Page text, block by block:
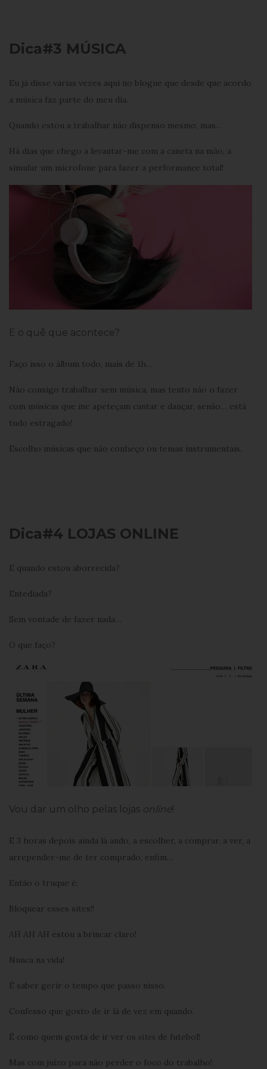
Dica#3 MÚSICA
Eu já disse várias vezes aqui no blogue que desde que acordo
a música faz parte do meu dia.
Quando estou a trabalhar não dispenso mesmo, mas…
Há dias que chego a levantar-me com a caneta na mão, a
simular um microfone para fazer a performance total!
E o quê que acontece?
Faço isso o álbum todo, mais de 1h…
Não consigo trabalhar sem música, mas tento não o fazer
com músicas que me apeteçam cantar e dançar, senão… está
tudo estragado!
Escolho músicas que não conheço ou temas instrumentais.
Dica#4 LOJAS ONLINE
E quando estou aborrecida?
Entediada?
Sem vontade de fazer nada…
O que faço?
Vou dar um olho pelas lojas online!
E 3 horas depois ainda lá ando, a escolher, a comprar, a ver, a
arrepender-me de ter comprado, enfim…
Então o truque é:
Bloquear esses sites!!
AH AH AH estou a brincar claro!
Nunca na vida!
É saber gerir o tempo que passo nisso.
Confesso que gosto de ir lá de vez em quando.
É como quem gosta de ir ver os sites de futebol!
Mas com juízo para não perder o foco do trabalho!